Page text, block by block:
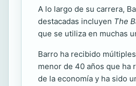
A lo largo de su carrera,
destacadas incluyen The
que se utiliza en muchas
Barro ha recibido
menor de 40 años que ha
de la economía y ha sido